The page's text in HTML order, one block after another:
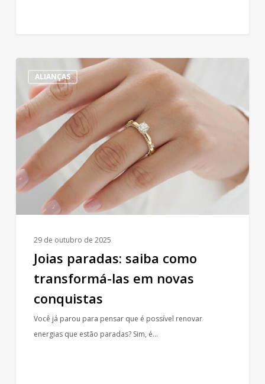
ALIANÇAS
paradas:
saiba
como
transformá-
las
novas
conquistas
29 de outubro de 2025
Joias paradas: saiba como
transformá-las em novas
conquistas
Você já parou para pensar que é possível renovar
energias que estão paradas? Sim, é…